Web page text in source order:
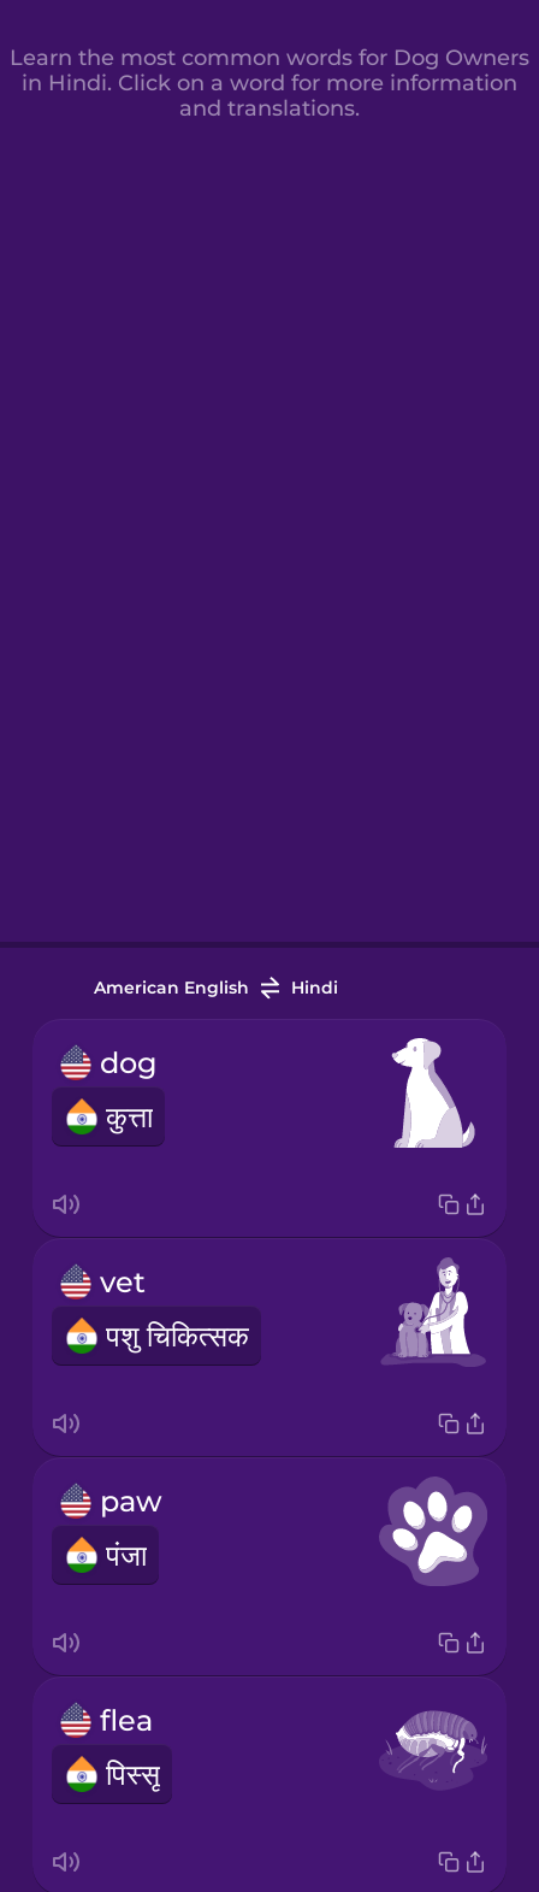
Learn the most common words for Dog Owners
in Hindi. Click on a word for more information
and translations.
American English Hindi
dog
कुत्ता
vet
पशु चिकित्सक
paw
पंजा
flea
पिस्सू